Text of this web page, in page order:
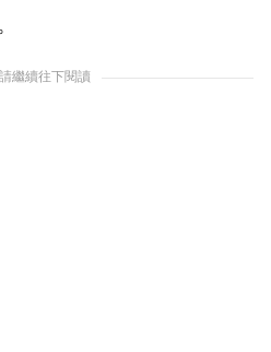
繼續往下閱讀